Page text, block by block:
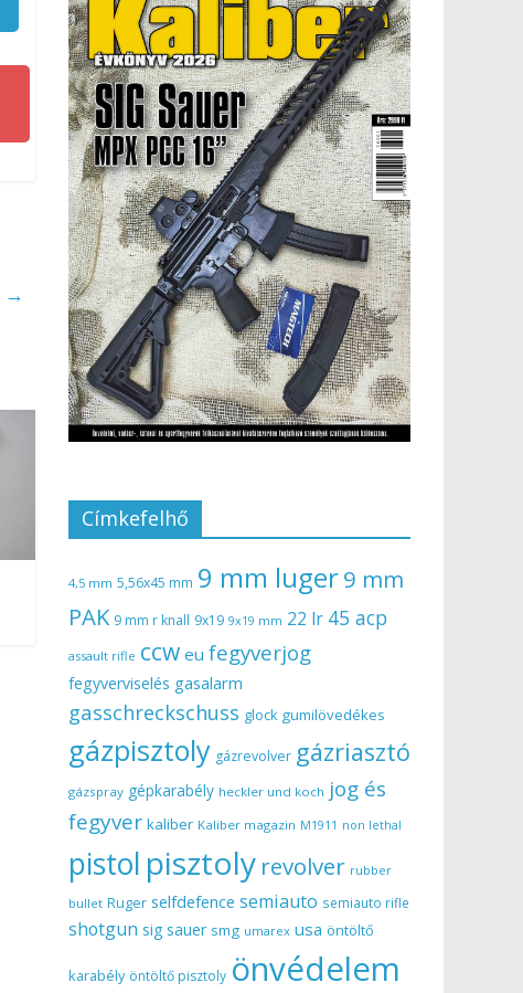
→
Címkefelhő
4,5 mm 5,56x45 mm 9 mm luger9 mm
PAK 9 mm r knall 9x19 9x19 mm 22 lr 45 acp
assault rifle ccw eu fegyverjog
fegyverviselés gasalarm
gasschreckschuss glock gumilövedékes
gázpisztoly gázrevolver gázriasztó
gázspray gépkarabély heckler und koch jog és
fegyver kaliber Kaliber magazin M1911 non lethal
pistol pisztoly revolver rubber
bullet Ruger selfdefence semiauto semiauto rifle
shotgun sig sauer smg umarex usa öntöltő
karabély öntöltő pisztoly önvédelem